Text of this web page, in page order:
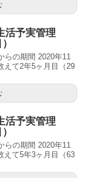
活予実管理
らの期間 2020年11
えて2年5ヶ月目（29
活予実管理
らの期間 2020年11
えて5年3ヶ月目（63